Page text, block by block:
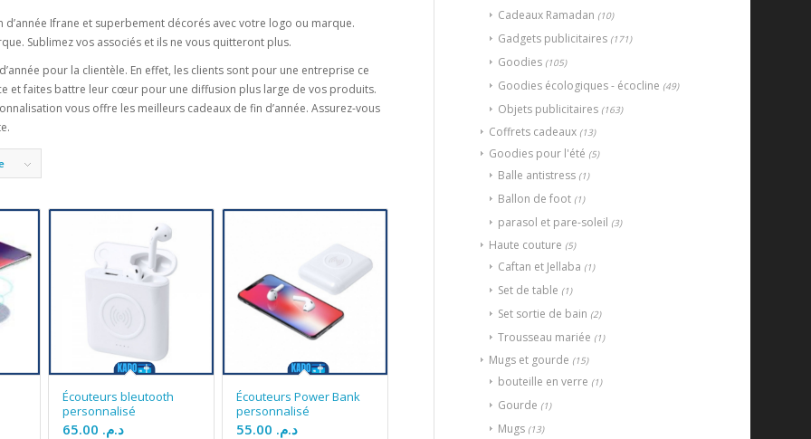
Ifrane et superbement décorés avec votre logo ou marque.
Sublimez vos associés et ils ne vous quitteront plus.
pour la clientèle. En effet, les clients sont pour une entreprise ce
et faites battre leur cœur pour une diffusion plus large de vos produits.
vous offre les meilleurs cadeaux de fin d’année. Assurez-vous
Écouteurs bleutooth
personnalisé
د.م.
Écouteurs Power Bank
personnalisé
د.م.
Cadeaux Ramadan (10)
Gadgets publicitaires (171)
Goodies (105)
Goodies écologiques - écocline (49)
Objets publicitaires (163)
Coffrets cadeaux (13)
Goodies pour l'été (5)
Balle antistress (1)
Ballon de foot (1)
parasol et pare-soleil (3)
Haute couture (5)
Caftan et Jellaba (1)
Set de table (1)
Set sortie de bain (2)
Trousseau mariée (1)
Mugs et gourde (15)
bouteille en verre (1)
Gourde (1)
Mugs (13)